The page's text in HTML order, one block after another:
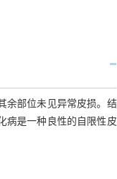
余部位未见异常皮损。结
病是一种良性的自限性皮